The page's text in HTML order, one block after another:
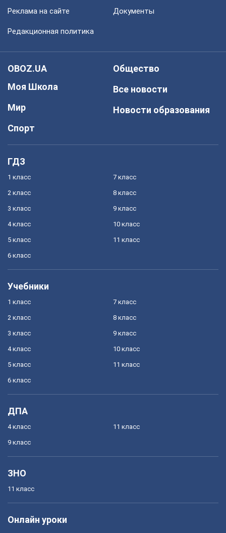
Реклама на сайте Документы
Редакционная политика
OBOZ.UA
Моя Школа
Мир
Спорт
Общество
Все новости
Новости образования
ГДЗ
1 класс
2 класс
3 класс
4 класс
5 класс
6 класс
7 класс
8 класс
9 класс
10 класс
11 класс
Учебники
1 класс
2 класс
3 класс
4 класс
5 класс
6 класс
7 класс
8 класс
9 класс
10 класс
11 класс
ДПА
4 класс
9 класс
11 класс
ЗНО
11 класс
Онлайн уроки